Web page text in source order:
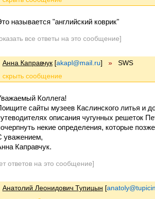
называется "английский коврик"
все ответы на это сообщение]
Анна Каправчук [akapl@mail.ru] » SWS
Коллега!
сайты музеев Каслинского литья и
описания чугунных решеток
некие определения, которые
уважением,
Каправчук.
ответов на это сообщение]
Анатолий Леонидович Тупицын [